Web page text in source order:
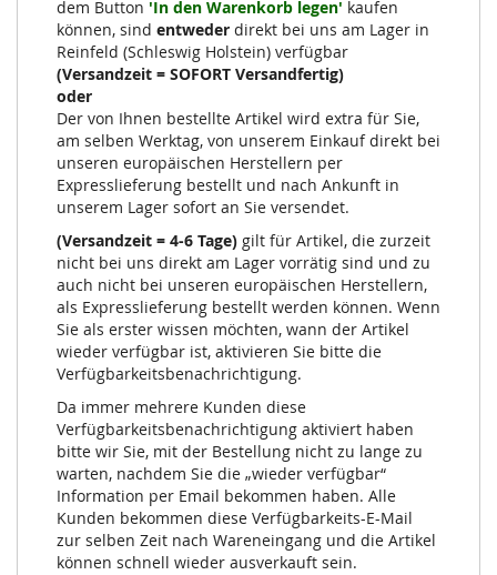
dem Button 'In den Warenkorb legen' kaufen
können, sind entweder direkt bei uns am Lager in
Reinfeld (Schleswig Holstein) verfügbar
(Versandzeit = SOFORT Versandfertig)
oder
Der von Ihnen bestellte Artikel wird extra für Sie,
am selben Werktag, von unserem Einkauf direkt bei
unseren europäischen Herstellern per
Expresslieferung bestellt und nach Ankunft in
unserem Lager sofort an Sie versendet.
(Versandzeit = 4-6 Tage) gilt für Artikel, die zurzeit
nicht bei uns direkt am Lager vorrätig sind und zu
auch nicht bei unseren europäischen Herstellern,
als Expresslieferung bestellt werden können. Wenn
Sie als erster wissen möchten, wann der Artikel
wieder verfügbar ist, aktivieren Sie bitte die
Verfügbarkeitsbenachrichtigung.
Da immer mehrere Kunden diese
Verfügbarkeitsbenachrichtigung aktiviert haben
bitte wir Sie, mit der Bestellung nicht zu lange zu
warten, nachdem Sie die „wieder verfügbar“
Information per Email bekommen haben. Alle
Kunden bekommen diese Verfügbarkeits-E-Mail
zur selben Zeit nach Wareneingang und die Artikel
können schnell wieder ausverkauft sein.